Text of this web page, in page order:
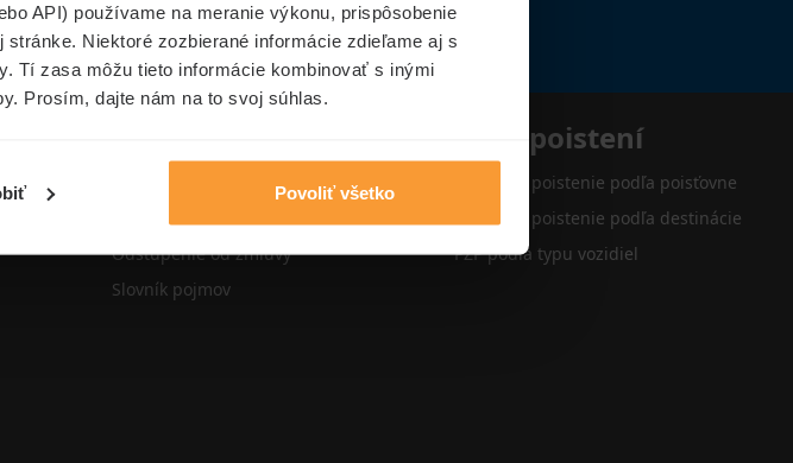
API) používame na meranie výkonu, prispôsobenie
Niektoré zozbierané informácie zdieľame aj s
Tí zasa môžu tieto informácie kombinovať s inými
Prosím, dajte nám na to svoj súhlas.
Povoliť všetko
Poisťovne
Odstúpenie od zmluvy
Slovník pojmov
Typy poistení
Cestovné poistenie podľa poisťovne
Cestovné poistenie podľa destinácie
PZP podľa typu vozidiel